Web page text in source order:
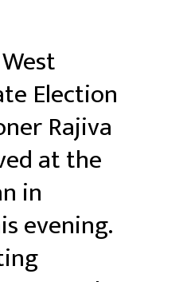
Election
Rajiva
at the
in
evening.